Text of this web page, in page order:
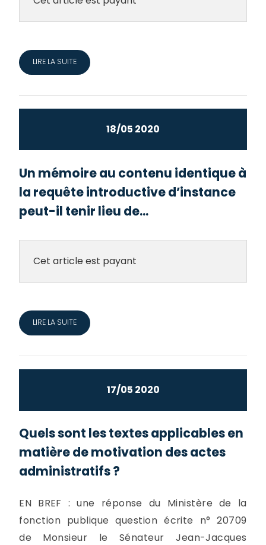
LIRE LA SUITE
18/05 2020
Un mémoire au contenu identique à
la requête introductive d’instance
peut-il tenir lieu de...
Cet article est payant
LIRE LA SUITE
17/05 2020
Quels sont les textes applicables en
matière de motivation des actes
administratifs ?
EN BREF : une réponse du Ministère de la
fonction publique question écrite n° 20709
de Monsieur le Sénateur Jean-Jacques